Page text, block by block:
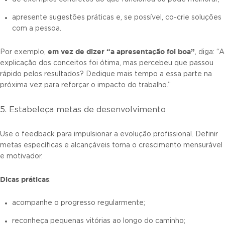
apresente sugestões práticas e, se possível, co-crie soluções
com a pessoa.
Por exemplo, em vez de dizer “a apresentação foi boa”, diga: “A
explicação dos conceitos foi ótima, mas percebeu que passou
rápido pelos resultados? Dedique mais tempo a essa parte na
próxima vez para reforçar o impacto do trabalho.”
5. Estabeleça metas de desenvolvimento
Use o feedback para impulsionar a evolução profissional. Definir
metas específicas e alcançáveis torna o crescimento mensurável
e motivador.
Dicas práticas:
acompanhe o progresso regularmente;
reconheça pequenas vitórias ao longo do caminho;